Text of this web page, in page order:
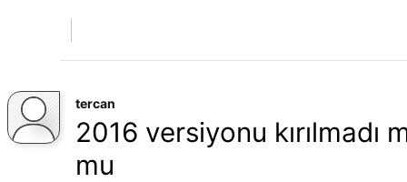
tercan
2016 versiyonu kırılmadı
mu